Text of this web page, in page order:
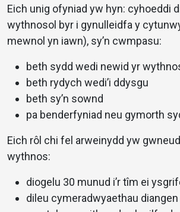
Eich unig ofyniad yw hyn: cyhoeddi
wythnosol byr i gynulleidfa y
mewnol yn iawn), sy’n cwmpasu:
beth sydd wedi newid yr
beth rydych wedi’i ddysgu
beth sy’n sownd
pa benderfyniad neu gymorth
Eich rôl chi fel arweinydd yw
wythnos:
diogelu 30 munud i’r tîm ei
dileu cymeradwyaethau diangen